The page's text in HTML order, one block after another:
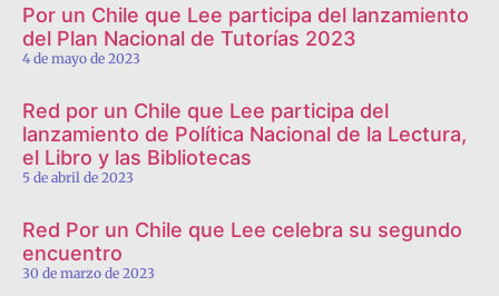
Por un Chile que Lee participa del lanzamiento
del Plan Nacional de Tutorías 2023
4 de mayo de 2023
Red por un Chile que Lee participa del
lanzamiento de Política Nacional de la Lectura,
el Libro y las Bibliotecas
5 de abril de 2023
Red Por un Chile que Lee celebra su segundo
encuentro
30 de marzo de 2023